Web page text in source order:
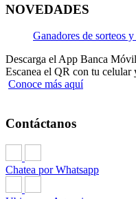
NOVEDADES
Ganadores de sorteos
Descarga el App Banca
Escanea el QR con tu celular
Conoce más aquí
Contáctanos
Chatea por Whatsapp